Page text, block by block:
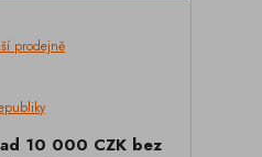
prodejně
10 000 CZK bez